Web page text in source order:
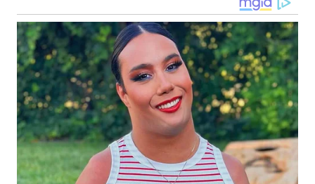
WN
MALUKU
WN
MALUT
WN
DAIRI
WN